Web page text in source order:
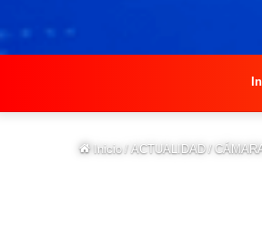
Inicio / ACTUALIDAD /